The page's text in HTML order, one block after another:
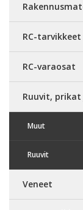
RC-tarvikkeet
RC-varaosat
Ruuvit,
Muut
Ruuvit
Veneet